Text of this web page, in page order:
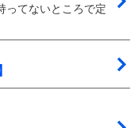
ってないところで定